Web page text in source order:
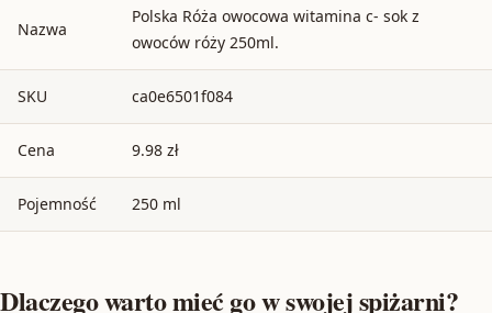
Nazwa
Polska Róża owocowa witamina c- sok z
owoców róży 250ml.
SKU ca0e6501f084
Cena 9.98 zł
Pojemność 250 ml
Dlaczego warto mieć go w swojej spiżarni?